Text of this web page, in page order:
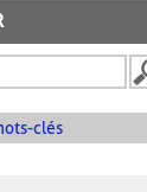
clés